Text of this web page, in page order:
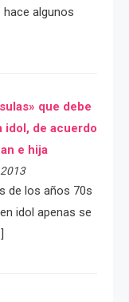
algunos
que debe
idol, de acuerdo
e hija
de los años 70s
idol apenas se